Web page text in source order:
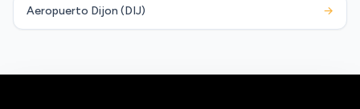
Aeropuerto Dijon (DIJ) →